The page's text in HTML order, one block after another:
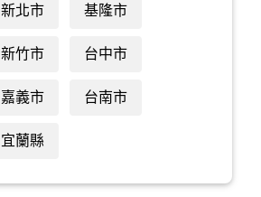
新北市 基隆市
新竹市 台中市
嘉義市 台南市
宜蘭縣